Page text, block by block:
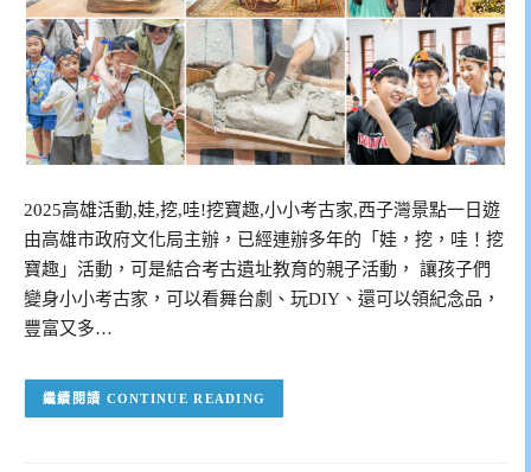
2025高雄活動,娃,挖,哇!挖寶趣,小小考古家,西子灣景點一日遊
由高雄市政府文化局主辦，已經連辦多年的「娃，挖，哇！挖
寶趣」活動，可是結合考古遺址教育的親子活動， 讓孩子們
變身小小考古家，可以看舞台劇、玩DIY、還可以領紀念品，
豐富又多…
CONTINUE READING